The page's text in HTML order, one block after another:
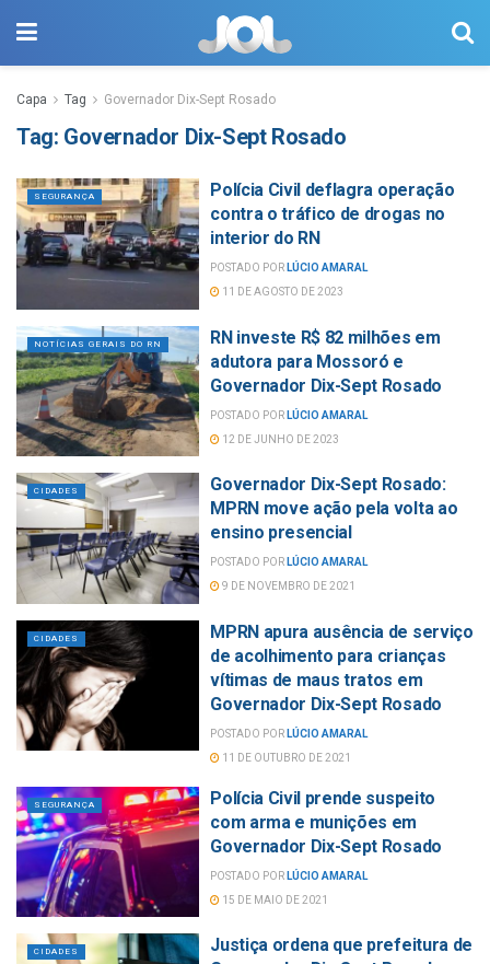
Capa Tag Governador Dix-Sept Rosado
Tag: Governador Dix-Sept Rosado
SEGURANÇA
Polícia Civil deflagra operação
contra o tráfico de drogas no
interior do RN
POSTADO POR LÚCIO AMARAL
11 DE AGOSTO DE 2023
NOTÍCIAS GERAIS DO RN
RN investe R$ 82 milhões em
adutora para Mossoró e
Governador Dix-Sept Rosado
POSTADO POR LÚCIO AMARAL
12 DE JUNHO DE 2023
CIDADES
Governador Dix-Sept Rosado:
MPRN move ação pela volta ao
ensino presencial
POSTADO POR LÚCIO AMARAL
9 DE NOVEMBRO DE 2021
CIDADES
MPRN apura ausência de serviço
de acolhimento para crianças
vítimas de maus tratos em
Governador Dix-Sept Rosado
POSTADO POR LÚCIO AMARAL
11 DE OUTUBRO DE 2021
SEGURANÇA
Polícia Civil prende suspeito
com arma e munições em
Governador Dix-Sept Rosado
POSTADO POR LÚCIO AMARAL
15 DE MAIO DE 2021
CIDADES
Justiça ordena que prefeitura de